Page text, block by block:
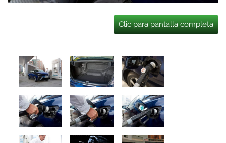
Clic para pantalla completa